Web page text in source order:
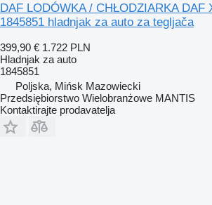
DAF LODÓWKA / CHŁODZIARKA DAF
1845851 hladnjak za auto za tegljača
399,90 € 1.722 PLN
Hladnjak za auto
1845851
Poljska, Mińsk Mazowiecki
Przedsiębiorstwo Wielobranżowe MANTIS
Kontaktirajte prodavatelja